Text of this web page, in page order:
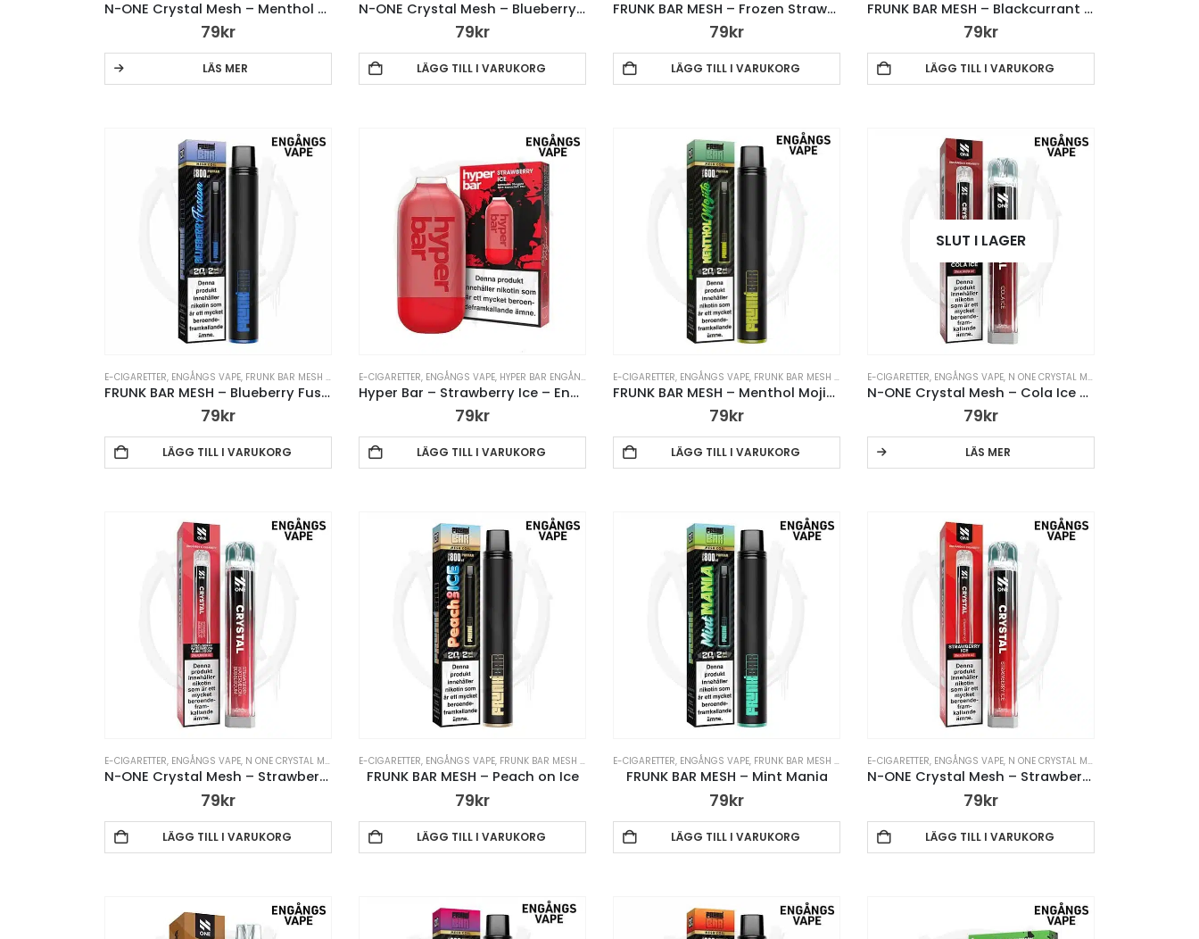
N-ONE Crystal Mesh – Menthol – Engångs Vape
79kr
LÄS MER
N-ONE Crystal Mesh – Blueberry – Engångsvape
79kr
LÄGG TILL I VARUKORG
FRUNK BAR MESH – Frozen Strawberry
79kr
LÄGG TILL I VARUKORG
FRUNK BAR MESH – Blackcurrant Menthol
79kr
LÄGG TILL I VARUKORG
E-CIGARETTER, ENGÅNGS VAPE, FRUNK BAR MESH ENGÅNGS VAPE ,VAPE PENNA
FRUNK BAR MESH – Blueberry Fusion
79kr
LÄGG TILL I VARUKORG
E-CIGARETTER, ENGÅNGS VAPE, HYPER BAR ENGÅNGS VAPE ,VAPE PENNA
Hyper Bar – Strawberry Ice – Engångs Vape
79kr
LÄGG TILL I VARUKORG
E-CIGARETTER, ENGÅNGS VAPE, FRUNK BAR MESH ENGÅNGS VAPE ,VAPE PENNA
FRUNK BAR MESH – Menthol Mojito
79kr
LÄGG TILL I VARUKORG
SLUT I LAGER
E-CIGARETTER, ENGÅNGS VAPE, N ONE CRYSTAL MESH ENGÅNGSVAPE
N-ONE Crystal Mesh – Cola Ice – Engångsvape
79kr
LÄS MER
E-CIGARETTER, ENGÅNGS VAPE, N ONE CRYSTAL MESH ENGÅNGSVAPE ,VAPE PENNA
N-ONE Crystal Mesh – Strawberry Watermelon Bubblegum
79kr
LÄGG TILL I VARUKORG
E-CIGARETTER, ENGÅNGS VAPE, FRUNK BAR MESH ENGÅNGS VAPE ,VAPE PENNA
FRUNK BAR MESH – Peach on Ice
79kr
LÄGG TILL I VARUKORG
E-CIGARETTER, ENGÅNGS VAPE, FRUNK BAR MESH ENGÅNGS VAPE ,VAPE PENNA
FRUNK BAR MESH – Mint Mania
79kr
LÄGG TILL I VARUKORG
E-CIGARETTER, ENGÅNGS VAPE, N ONE CRYSTAL MESH ENGÅNGSVAPE
N-ONE Crystal Mesh – Strawberry Ice – Engångsvape
79kr
LÄGG TILL I VARUKORG